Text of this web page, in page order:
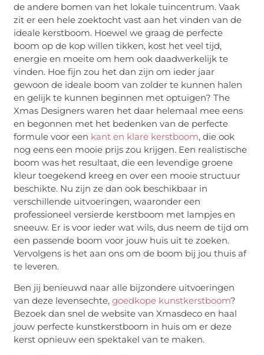
de andere bomen van het lokale tuincentrum. Vaak
zit er een hele zoektocht vast aan het vinden van de
ideale kerstboom. Hoewel we graag de perfecte
boom op de kop willen tikken, kost het veel tijd,
energie en moeite om hem ook daadwerkelijk te
vinden. Hoe fijn zou het dan zijn om ieder jaar
gewoon de ideale boom van zolder te kunnen halen
en gelijk te kunnen beginnen met optuigen? The
Xmas Designers waren het daar helemaal mee eens
en begonnen met het bedenken van de perfecte
formule voor een kant en klare kerstboom, die ook
nog eens een mooie prijs zou krijgen. Een realistische
boom was het resultaat, die een levendige groene
kleur toegekend kreeg en over een mooie structuur
beschikte. Nu zijn ze dan ook beschikbaar in
verschillende uitvoeringen, waaronder een
professioneel versierde kerstboom met lampjes en
sneeuw. Er is voor ieder wat wils, dus neem de tijd om
een passende boom voor jouw huis uit te zoeken.
Vervolgens is het aan ons om de boom bij jou thuis af
te leveren.
Ben jij benieuwd naar alle bijzondere uitvoeringen
van deze levensechte,goedkope kunstkerstboom?
Bezoek dan snel de website van Xmasdeco en haal
jouw perfecte kunstkerstboom in huis om er deze
kerst opnieuw een spektakel van te maken.